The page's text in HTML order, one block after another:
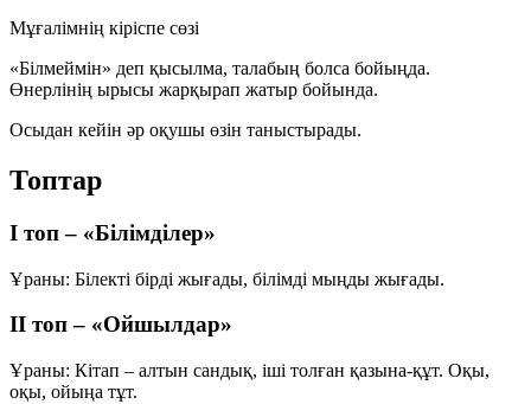
Мұғалімнің кіріспе сөзі
«Білмеймін» деп қысылма, талабың болса бойыңда.
Өнерлінің ырысы жарқырап жатыр бойында.
Осыдан кейін әр оқушы өзін таныстырады.
Топтар
І топ – «Білімділер»
Ұраны: Білекті бірді жығады, білімді мыңды жығады.
ІІ топ – «Ойшылдар»
Ұраны: Кітап – алтын сандық, іші толған қазына-құт. Оқы,
оқы, ойыңа тұт.